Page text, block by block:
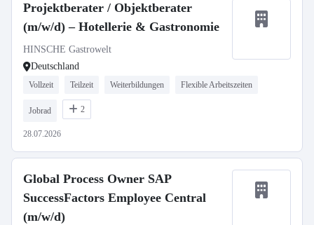
Projektberater / Objektberater
(m/w/d) – Hotellerie & Gastronomie
HINSCHE Gastrowelt
Deutschland
Vollzeit Teilzeit Weiterbildungen Flexible Arbeitszeiten
Jobrad 2
28.07.2026
Global Process Owner SAP
SuccessFactors Employee Central
(m/w/d)